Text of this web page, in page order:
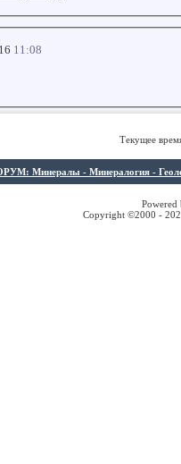
11:08
Текущее
Минералы - Минералогия -
Copyright ©2000 -